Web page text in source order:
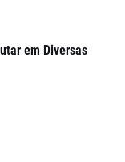
em Diversas